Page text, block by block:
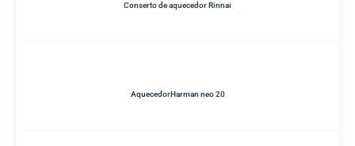
Conserto de aquecedor Rinnai
AquecedorHarman neo 20